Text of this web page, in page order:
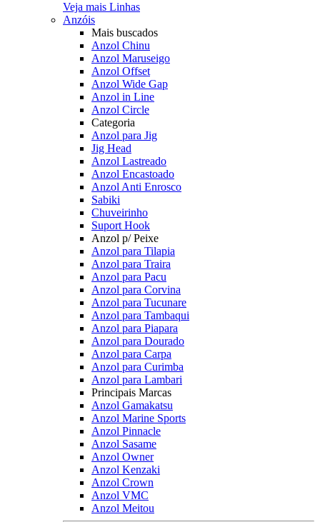
Veja mais Linhas
Anzóis
Mais buscados
Anzol Chinu
Anzol Maruseigo
Anzol Offset
Anzol Wide Gap
Anzol in Line
Anzol Circle
Categoria
Anzol para Jig
Jig Head
Anzol Lastreado
Anzol Encastoado
Anzol Anti Enrosco
Sabiki
Chuveirinho
Suport Hook
Anzol p/ Peixe
Anzol para Tilapia
Anzol para Traira
Anzol para Pacu
Anzol para Corvina
Anzol para Tucunare
Anzol para Tambaqui
Anzol para Piapara
Anzol para Dourado
Anzol para Carpa
Anzol para Curimba
Anzol para Lambari
Principais Marcas
Anzol Gamakatsu
Anzol Marine Sports
Anzol Pinnacle
Anzol Sasame
Anzol Owner
Anzol Kenzaki
Anzol Crown
Anzol VMC
Anzol Meitou